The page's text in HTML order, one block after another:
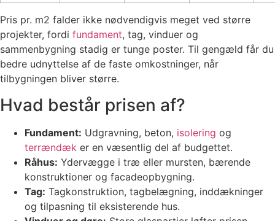
Pris pr. m2 falder ikke nødvendigvis meget ved større
projekter, fordi fundament, tag, vinduer og
sammenbygning stadig er tunge poster. Til gengæld får du
bedre udnyttelse af de faste omkostninger, når
tilbygningen bliver større.
Hvad består prisen af?
Fundament: Udgravning, beton, isolering og
terrændæk er en væsentlig del af budgettet.
Råhus: Ydervægge i træ eller mursten, bærende
konstruktioner og facadeopbygning.
Tag: Tagkonstruktion, tagbelægning, inddækninger
og tilpasning til eksisterende hus.